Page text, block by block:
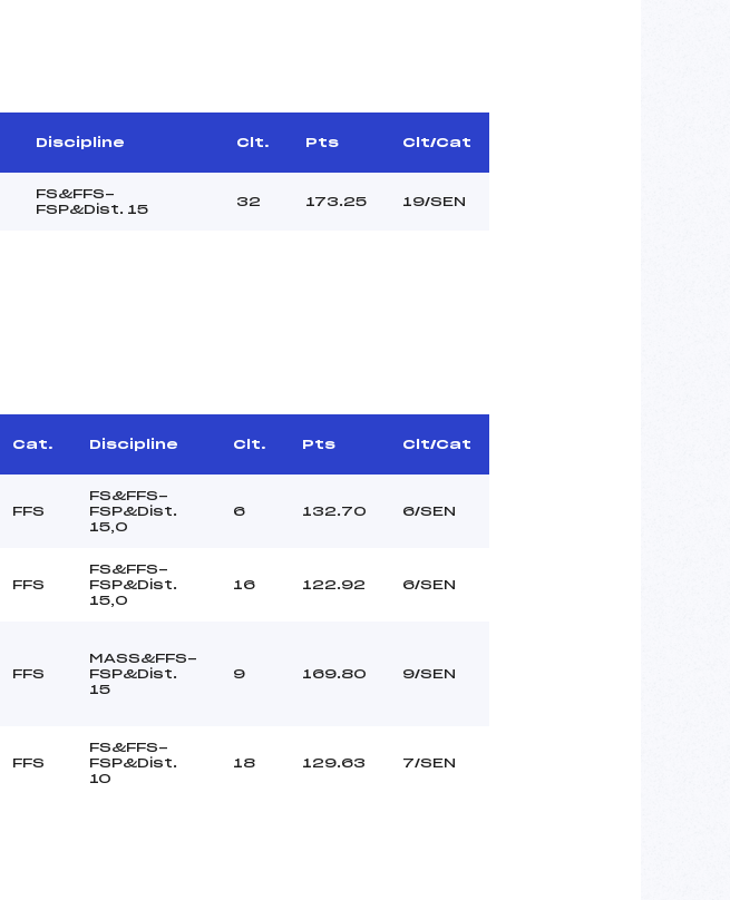
Discipline Clt. Pts Clt/Cat
FS&FFS-
FSP&Dist. 15
32 173.25 19/SEN
Cat. Discipline Clt. Pts Clt/Cat
FFS
FS&FFS-
FSP&Dist.
15,0
6 132.70 6/SEN
FFS
FS&FFS-
FSP&Dist.
15,0
16 122.92 6/SEN
FFS
MASS&FFS-
FSP&Dist.
15
9 169.80 9/SEN
FFS
FS&FFS-
FSP&Dist.
10
18 129.63 7/SEN